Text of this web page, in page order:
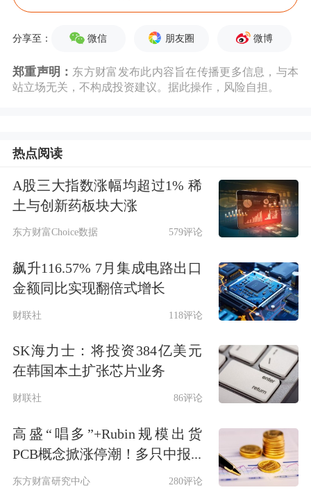
货币概念股走强，SharpLink Gaming涨
超17%。
全球要闻
王毅会见美国国务卿鲁比奥
王毅全面阐述了中方对发展中美关系的
分享至： 微信 朋友圈 微博
郑重声明： 东方财富发布此内容旨在传播更多信息，与本
站立场无关，不构成投资建议。据此操作，风险自担。
热点阅读
A股三大指数涨幅均超过1% 稀
土与创新药板块大涨
东方财富Choice数据 579评论
飙升116.57% 7月集成电路出口
金额同比实现翻倍式增长
财联社 118评论
SK海力士：将投资384亿美元
在韩国本土扩张芯片业务
财联社 86评论
高盛“唱多”+Rubin规模出货
PCB概念掀涨停潮！多只中报...
东方财富研究中心 280评论